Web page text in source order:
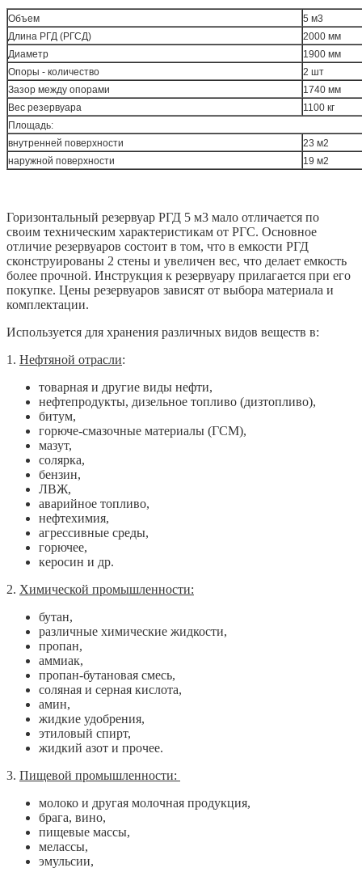
Объем
5 м3
Длина РГД (РГСД)
2000 мм
Диаметр
1900 мм
Опоры - количество
2 шт
Зазор между опорами
1740 мм
Вес резервуара
1100 кг
Площадь:
внутренней поверхности
23 м2
наружной поверхности
19 м2
Горизонтальный резервуар РГД 5 м3 мало отличается по
своим техническим характеристикам от РГС. Основное
отличие резервуаров состоит в том, что в емкости РГД
сконструированы 2 стены и увеличен вес, что делает емкость
более прочной. Инструкция к резервуару прилагается при его
покупке. Цены резервуаров зависят от выбора материала и
комплектации.
Используется для хранения различных видов веществ в:
1. Нефтяной отрасли:
товарная и другие виды нефти,
нефтепродукты, дизельное топливо (дизтопливо),
битум,
горюче-смазочные материалы (ГСМ),
мазут,
солярка,
бензин,
ЛВЖ,
аварийное топливо,
нефтехимия,
агрессивные среды,
горючее,
керосин и др.
2. Химической промышленности:
бутан,
различные химические жидкости,
пропан,
аммиак,
пропан-бутановая смесь,
соляная и серная кислота,
амин,
жидкие удобрения,
этиловый спирт,
жидкий азот и прочее.
3. Пищевой промышленности:
молоко и другая молочная продукция,
брага, вино,
пищевые массы,
мелассы,
эмульсии,